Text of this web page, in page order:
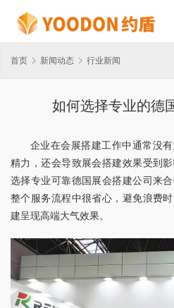
首页 新闻动态 行业新闻
如何选择专业的德
企业在会展搭建工作中通常没
精力，还会导致展会搭建效果受到
选择专业可靠德国展会搭建公司来
整个服务流程中很省心，避免浪费
建呈现高端大气效果。